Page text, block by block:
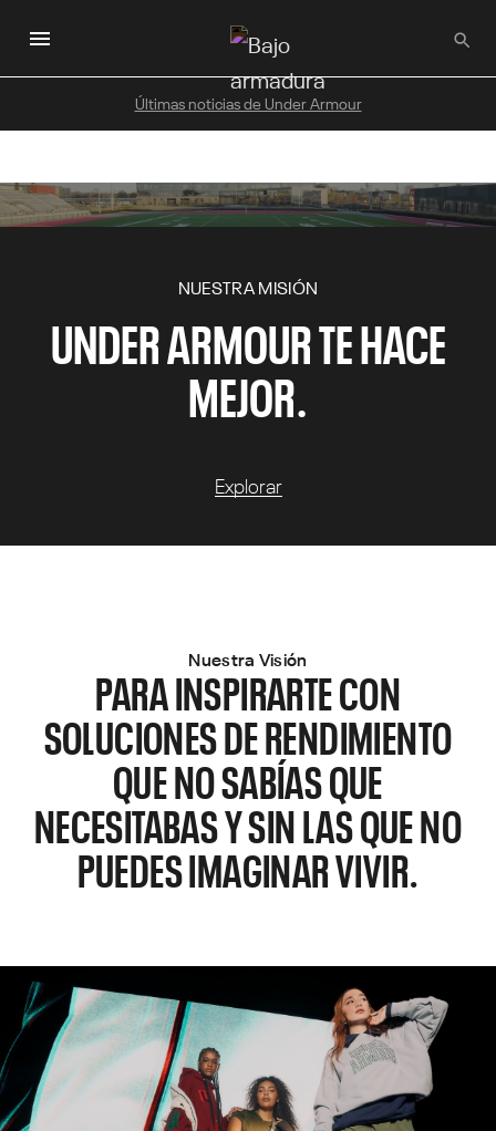
al
principal
Últimas noticias de Under Armour
NUESTRA MISIÓN
UNDER ARMOUR TE HACE
MEJOR.
Explorar
Nuestra Visión
PARA INSPIRARTE CON
SOLUCIONES DE RENDIMIENTO
QUE NO SABÍAS QUE
NECESITABAS Y SIN LAS QUE NO
PUEDES IMAGINAR VIVIR.